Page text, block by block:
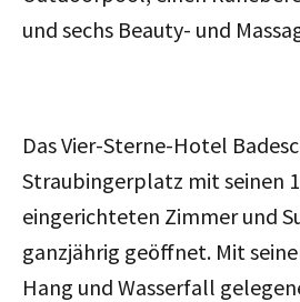
und sechs Beauty- und
Das Vier-Sterne-Hotel
Straubingerplatz mit seinen
eingerichteten Zimmer und
ganzjährig geöffnet. Mit
Hang und Wasserfall